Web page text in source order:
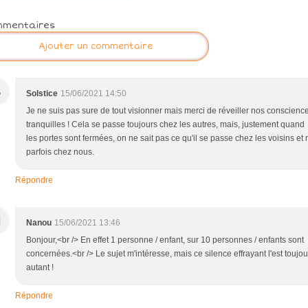
Ajouter un commentaire
Solstice 15/06/2021 14:50
Je ne suis pas sure de tout visionner mais merci de réveiller nos
tranquilles ! Cela se passe toujours chez les autres, mais, justement quand
les portes sont fermées, on ne sait pas ce qu'il se passe chez les voisins et
parfois chez nous.
Répondre
Nanou 15/06/2021 13:46
Bonjour,<br /> En effet 1 personne / enfant, sur 10 personnes / enfants sont
concernées.<br /> Le sujet m'intéresse, mais ce silence effrayant l'est
autant !
Répondre